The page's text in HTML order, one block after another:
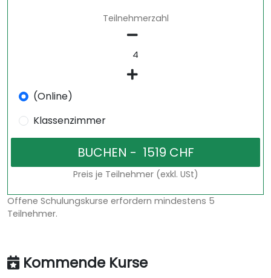
Teilnehmerzahl
(Online)
Klassenzimmer
Preis je Teilnehmer (exkl. USt)
Offene Schulungskurse erfordern mindestens 5
Teilnehmer.
Kommende Kurse